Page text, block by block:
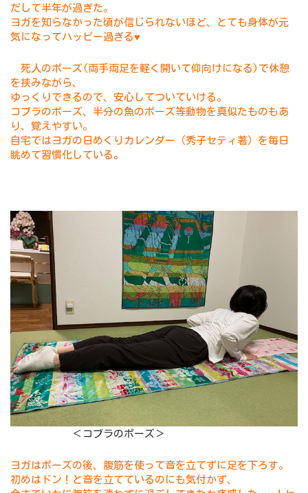
だして半年が過ぎた。
ヨガを知らなかった頃が信じられないほど、とても身体が元
気になってハッピー過ぎる♥
死人のポーズ(両手両足を軽く開いて仰向けになる)で休憩
を挟みながら、
ゆっくりできるので、安心してついていける。
コブラのポーズ、半分の魚のポーズ等動物を真似たものもあ
り、覚えやすい。
自宅ではヨガの日めくりカレンダー（秀子セティ著）を毎日
眺めて習慣化している。
＜コブラのポーズ＞
ヨガはポーズの後、腹筋を使って音を立てずに足を下ろす。
初めはドン！と音を立てているのにも気付かず、